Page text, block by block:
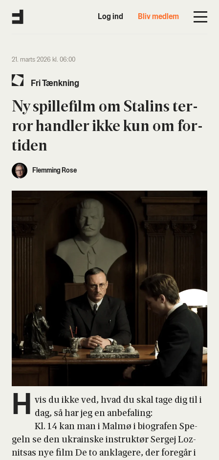
Log ind Bliv medlem
21. marts 2026 kl. 06:00
Fri Tænk­ning
Ny spil­le­film om Stal­ins ter­
ror hand­ler ikke kun om for­
ti­den
Flemming Rose
H vis du ikke ved, hvad du skal tage dig til i
dag, så har jeg en anbe­fa­ling:
Kl. 14 kan man i Mal­mø i bio­gra­fen Spe­
geln se den ukrain­ske instruk­tør Ser­gej Loz­
nitsas nye film De to ankla­ge­re, der fore­går i